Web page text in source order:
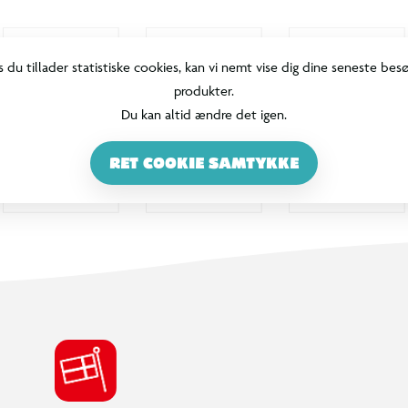
du tillader statistiske cookies, kan vi nemt vise dig dine seneste
produkter.
Du kan altid ændre det igen.
RET COOKIE SAMTYKKE